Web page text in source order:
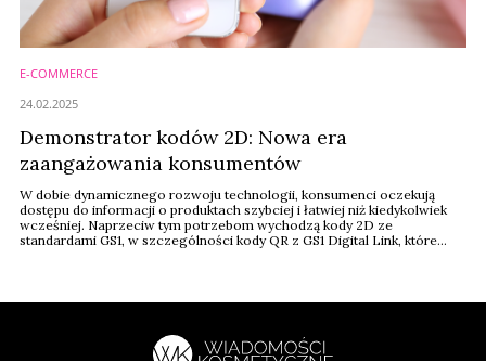
E-COMMERCE
Demonstrator kodów 2D: Nowa era
zaangażowania konsumentów
W dobie dynamicznego rozwoju technologii, konsumenci oczekują
dostępu do informacji o produktach szybciej i łatwiej niż kiedykolwiek
wcześniej. Naprzeciw tym potrzebom wychodzą kody 2D ze
standardami GS1, w szczególności kody QR z GS1 Digital Link, które
24.02.2025